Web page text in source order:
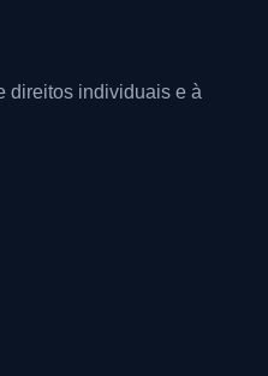
direitos individuais e à